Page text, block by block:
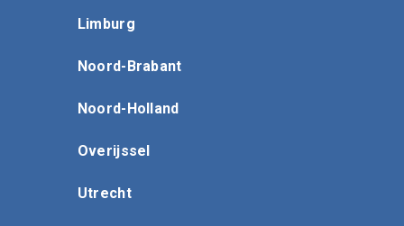
Limburg
Noord-Brabant
Noord-Holland
Overijssel
Utrecht